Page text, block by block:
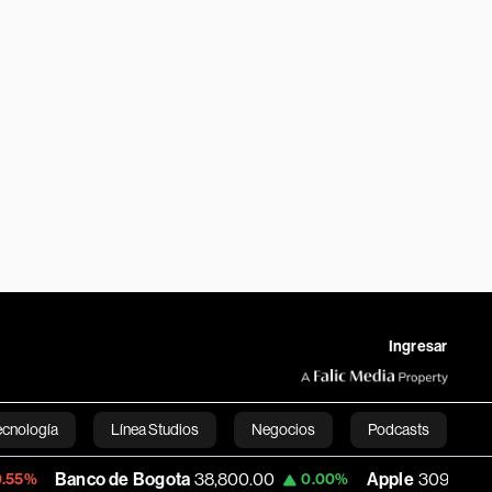
Ingresar
Línea Studios Negocios Podcasts
English
de Bogota 38,800.00 0.00% Apple 309.25 +1.97%